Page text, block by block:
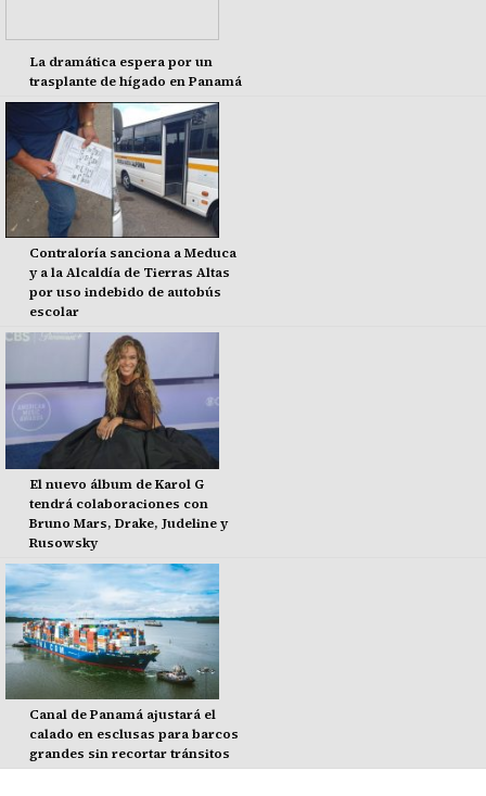
La dramática espera por un
trasplante de hígado en Panamá
Contraloría sanciona a Meduca
y a la Alcaldía de Tierras Altas
por uso indebido de autobús
escolar
El nuevo álbum de Karol G
tendrá colaboraciones con
Bruno Mars, Drake, Judeline y
Rusowsky
Canal de Panamá ajustará el
calado en esclusas para barcos
grandes sin recortar tránsitos